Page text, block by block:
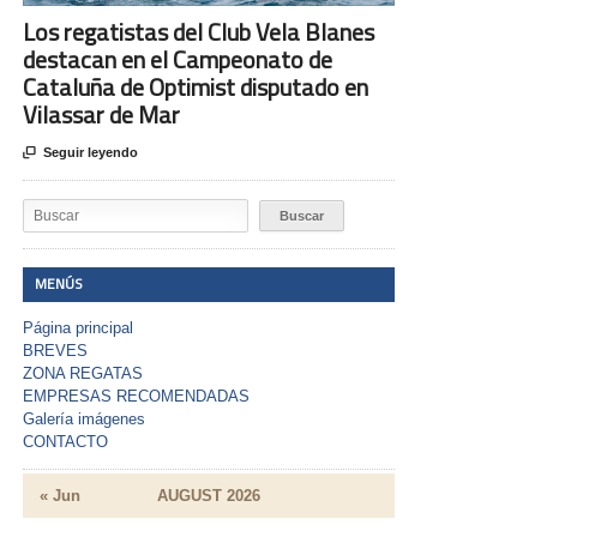
Los regatistas del Club Vela Blanes
destacan en el Campeonato de
Cataluña de Optimist disputado en
Vilassar de Mar
 Seguir leyendo
MENÚS
Página principal
BREVES
ZONA REGATAS
EMPRESAS RECOMENDADAS
Galería imágenes
CONTACTO
AUGUST 2026
« Jun